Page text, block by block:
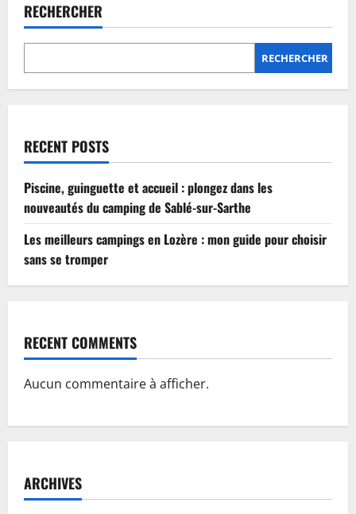
en
Lozère
:
mon
choisir
sans
RECHERCHER
RECHERCHER
RECENT POSTS
Piscine, guinguette et accueil : plongez dans les
nouveautés du camping de Sablé-sur-Sarthe
Les meilleurs campings en Lozère : mon guide pour choisir
sans se tromper
RECENT COMMENTS
Aucun commentaire à afficher.
ARCHIVES